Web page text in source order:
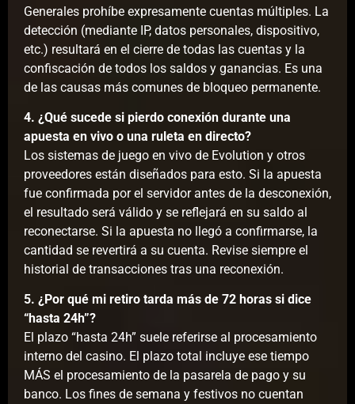
Generales prohíbe expresamente cuentas múltiples. La
detección (mediante IP, datos personales, dispositivo,
etc.) resultará en el cierre de todas las cuentas y la
confiscación de todos los saldos y ganancias. Es una
de las causas más comunes de bloqueo permanente.
4. ¿Qué sucede si pierdo conexión durante una
apuesta en vivo o una ruleta en directo?
Los sistemas de juego en vivo de Evolution y otros
proveedores están diseñados para esto. Si la apuesta
fue confirmada por el servidor antes de la desconexión,
el resultado será válido y se reflejará en su saldo al
reconectarse. Si la apuesta no llegó a confirmarse, la
cantidad se revertirá a su cuenta. Revise siempre el
historial de transacciones tras una reconexión.
5. ¿Por qué mi retiro tarda más de 72 horas si dice
“hasta 24h”?
El plazo “hasta 24h” suele referirse al procesamiento
interno del casino. El plazo total incluye ese tiempo
MÁS el procesamiento de la pasarela de pago y su
banco. Los fines de semana y festivos no cuentan